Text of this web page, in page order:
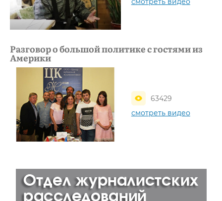
Разговор о большой политике с гостями из
Америки
63429
смотреть видео